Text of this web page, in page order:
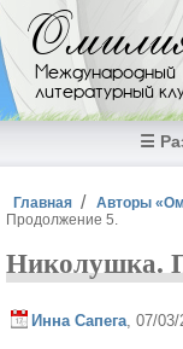
Перейти к основному
Международный
литературный
☰
Вы здесь
Главная Авторы
Продолжение 5.
Николушка.
Инна Сапега , 07/